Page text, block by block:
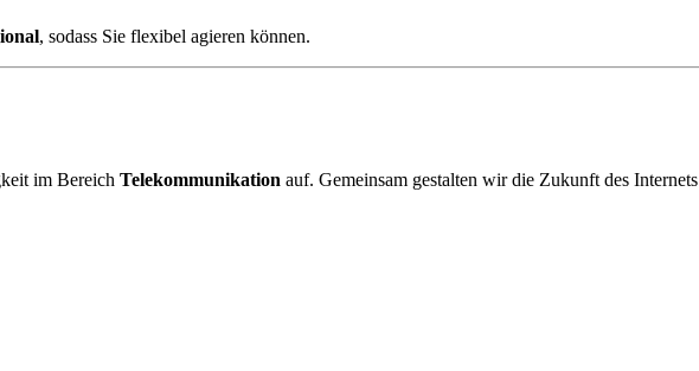
, sodass Sie flexibel agieren können.
im Bereich Telekommunikation auf. Gemeinsam gestalten wir die Zukunft des